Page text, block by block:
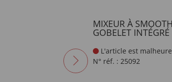
MIXEUR À
GOBELET INTÉGRÉ
L'article est
N° réf. : 25092